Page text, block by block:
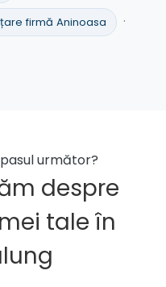
firmă Aninoasa ·
următor?
despre
tale în